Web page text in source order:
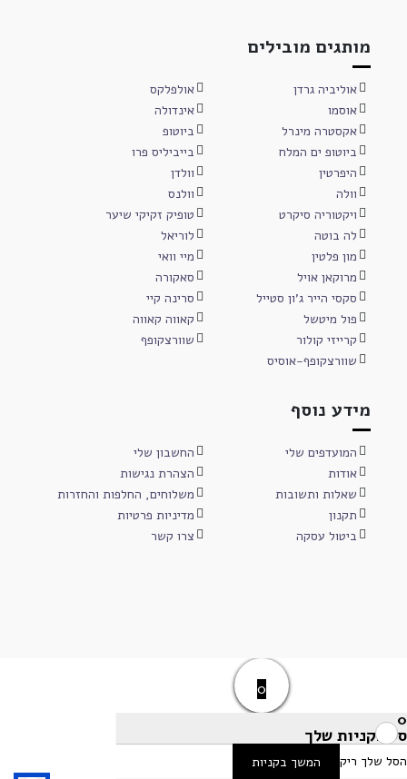
מותגים מובילים
אוליביה גרדן
אולפלקס
אוסמו
אינדולה
אקסטרה מינרל
ביוטופ
ביוטופ ים המלח
בייביליס פרו
היפרטין
וולדן
וולה
וולנס
ויקטוריה סיקרט
טופיק זקיקי שיער
לה בוטה
לוריאל
מון פלטין
מיי וואי
מרוקאן אויל
סאקורה
סקסי הייר ג'ון סטייל
סרינה קיי
פול מיטשל
קאווה קאווה
קרייזי קולור
שוורצקופף
שוורצקופף-אוסיס
מידע נוסף
המועדפים שלי
החשבון שלי
אודות
הצהרת נגישות
שאלות ותשובות
משלוחים, החלפות והחזרות
תקנון
מדיניות פרטיות
ביטול עסקה
צרו קשר
0
0
סל הקניות שלך
הסל שלך ריק המשך בקניות